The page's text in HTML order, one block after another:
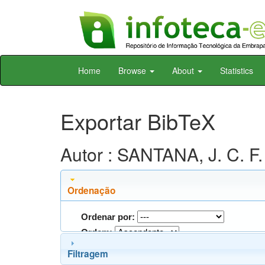
Skip
Home Browse About Statistics
Exportar BibTeX
Autor : SANTANA, J. C.
Ordenação
Ordenar por:
Ordem:
Filtragem